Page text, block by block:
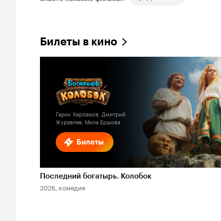
Билеты в кино
Билеты
Гарик Харламов, Дмитрий
Журавлев, Мила Ершова
Последний богатырь. Колобок
2026, комедия